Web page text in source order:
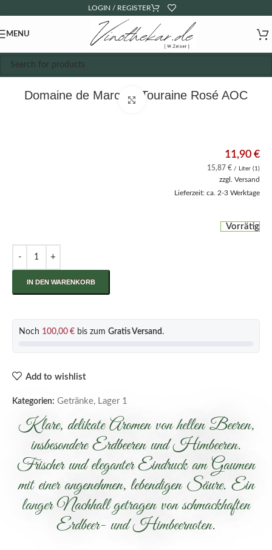
LOGIN / REGISTER
MENU
Domaine de Marcé – Touraine Rosé AOC
Click to enlarge
11,90 €
15,87 € / Liter (1)
zzgl. Versand
Lieferzeit: ca. 2-3 Werktage
Vorrätig
IN DEN WARENKORB
Noch 100,00 € bis zum Gratis Versand .
Add to wishlist
Kategorien: Getränke, Lager 1
Klare, delikate Aromen von hellen Beeren,
insbesondere Erdbeeren und Himbeeren.
Frischer und eleganter Eindruck am Gaumen
mit einer angenehmen, lebendigen Säure. Ein
langer Nachhall getragen von schmackhaften
Erdbeer- und Himbeernoten.